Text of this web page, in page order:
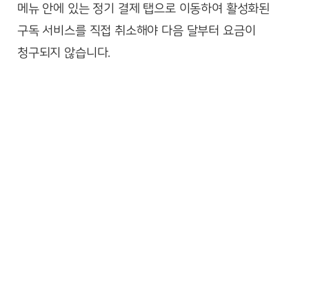
메뉴 안에 있는 정기 결제 탭으로 이동하여 활성화된
구독 서비스를 직접 취소해야 다음 달부터 요금이
청구되지 않습니다.